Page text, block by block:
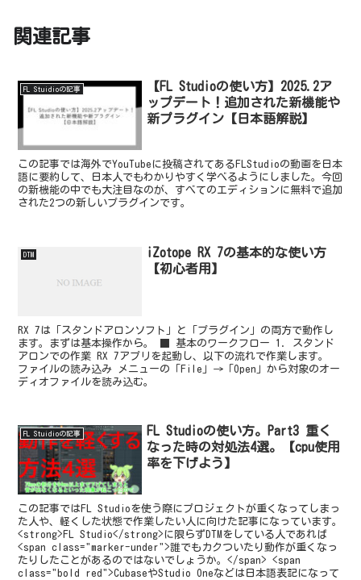
関連記事
FL Stuidioの記事
【FL Studioの使い方】2025.2ア
ップデート！追加された新機能や
新プラグイン【日本語解説】
この記事では海外でYouTubeに投稿されてあるFLStudioの動画を日本
語に要約して、日本人でもわかりやすく学べるようにしました。今回
の新機能の中でも大注目なのが、すべてのエディションに無料で追加
された2つの新しいプラグインです。
DTM
iZotope RX 7の基本的な使い方
【初心者用】
RX 7は「スタンドアロンソフト」と「プラグイン」の両方で動作し
ます。まずは基本操作から。 ■ 基本のワークフロー 1. スタンド
アロンでの作業 RX 7アプリを起動し、以下の流れで作業します。
ファイルの読み込み メニューの「File」→「Open」から対象のオー
ディオファイルを読み込む。
FL Stuidioの記事
FL Studioの使い方。Part3 重く
なった時の対処法4選。【cpu使用
率を下げよう】
この記事ではFL Studioを使う際にプロジェクトが重くなってしまっ
た人や、軽くした状態で作業したい人に向けた記事になっています。
<strong>FL Studio</strong>に限らずDTMをしている人であれば
<span class="marker-under">誰でもカクついたり動作が重くなっ
たりしたことがあるのではないでしょうか。</span> <span
class="bold red">CubaseやStudio Oneなどは日本語表記になって